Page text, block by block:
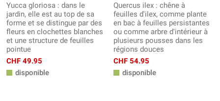
Yucca gloriosa : dans le
jardin, elle est au top de sa
forme et se distingue par des
fleurs en clochettes blanches
et une structure de feuilles
pointue
CHF 49.95
disponible
Quercus ilex : chêne à
feuilles d'ilex, comme plante
en bac à feuilles persistantes
ou comme arbre d'intérieur à
plusieurs pousses dans les
régions douces
CHF 54.95
disponible